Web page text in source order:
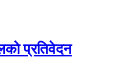
प्रतिवेदन